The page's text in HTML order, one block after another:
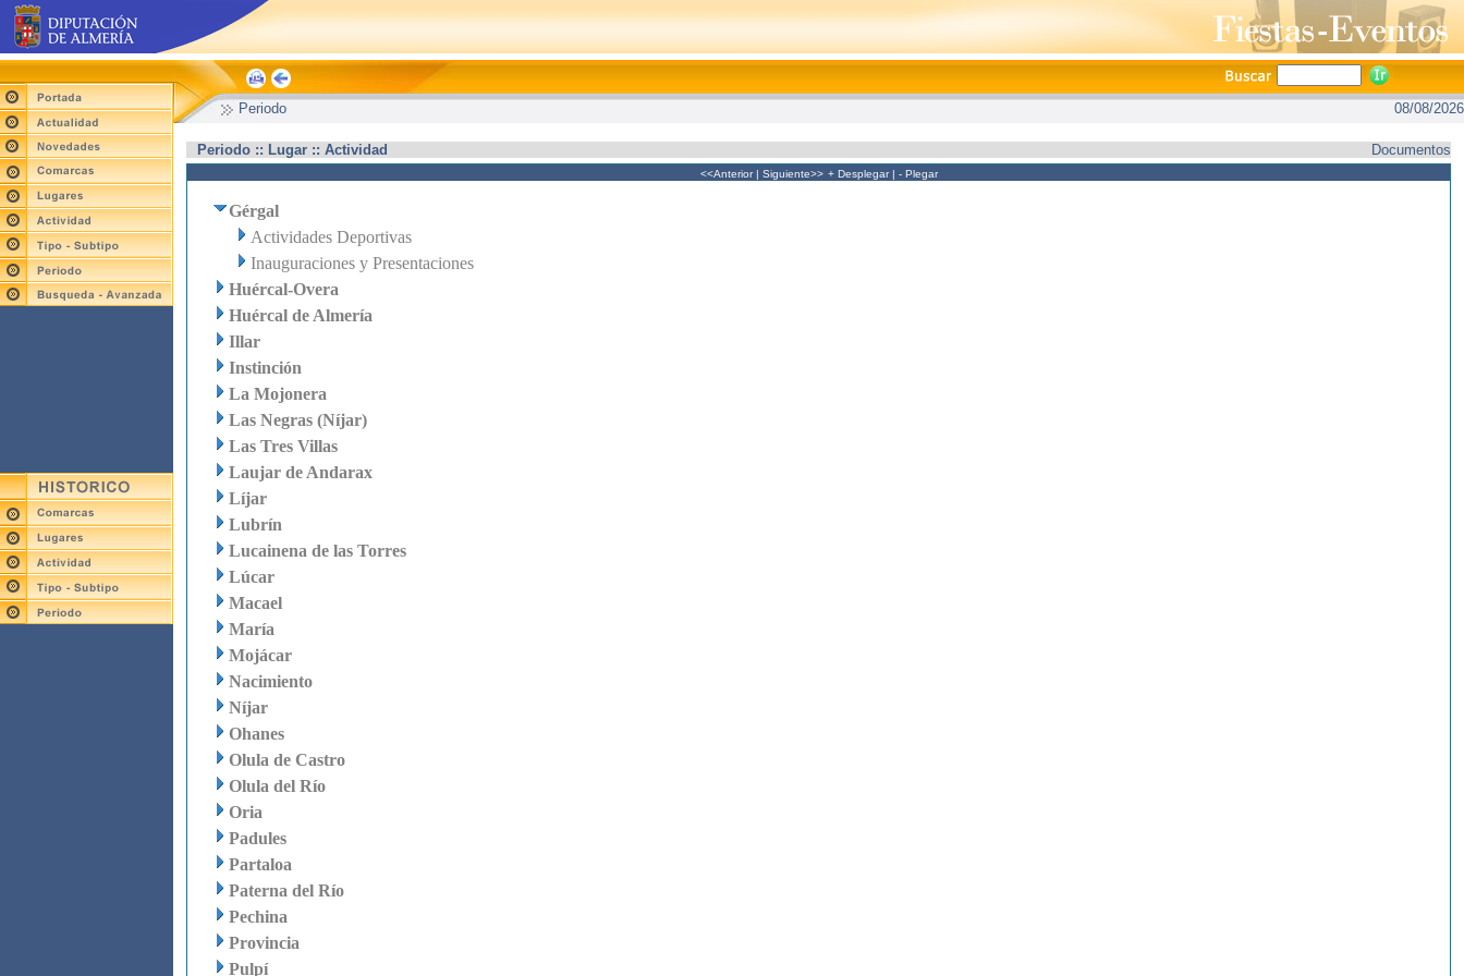
Periodo 08/08/2026
Periodo :: Lugar :: Actividad Documentos
<<Anterior| Siguiente>> + Desplegar| - Plegar
Gérgal
Actividades Deportivas
Inauguraciones y Presentaciones
Huércal-Overa
Huércal de Almería
Illar
Instinción
La Mojonera
Las Negras (Níjar)
Las Tres Villas
Laujar de Andarax
Líjar
Lubrín
Lucainena de las Torres
Lúcar
Macael
María
Mojácar
Nacimiento
Níjar
Ohanes
Olula de Castro
Olula del Río
Oria
Padules
Partaloa
Paterna del Río
Pechina
Provincia
Pulpí